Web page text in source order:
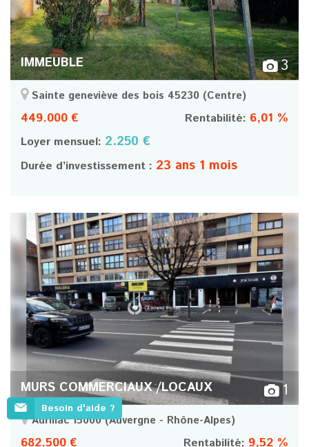
IMMEUBLE 3
Sainte geneviève des bois 45230 (Centre)
449.000 € Rentabilité: 6,01 %
Loyer mensuel: 2.250 €
Durée d’investissement : 23 ans 1 mois
MURS COMMERCIAUX /LOCAUX 1
Aurillac 15000(Auvergne - Rhône-Alpes)
682.500 € Rentabilité: 9,52 %
Besoin d'aide ?